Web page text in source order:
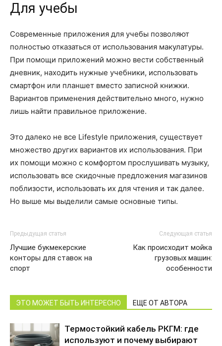
Для учебы
Современные приложения для учебы позволяют
полностью отказаться от использования макулатуры.
При помощи приложений можно вести собственный
дневник, находить нужные учебники, использовать
смартфон или планшет вместо записной книжки.
Вариантов применения действительно много, нужно
лишь найти правильное приложение.
Это далеко не все Lifestyle приложения, существует
множество других вариантов их использования. При
их помощи можно с комфортом прослушивать музыку,
использовать все скидочные предложения магазинов
поблизости, использовать их для чтения и так далее.
Но выше мы выделили самые основные типы.
Предыдущая статья
Лучшие букмекерские
конторы для ставок на
спорт
Следующая статья
Как происходит мойка
грузовых машин:
особенности
ЭТО МОЖЕТ БЫТЬ ИНТЕРЕСНО ЕЩЕ ОТ АВТОРА
Термостойкий кабель РКГМ: где
используют и почему выбирают